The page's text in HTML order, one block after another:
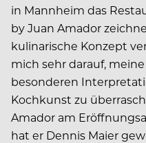
in Mannheim das
by Juan Amador
kulinarische Konzept
mich sehr darauf,
besonderen
Kochkunst zu
Amador am
hat er Dennis Maier